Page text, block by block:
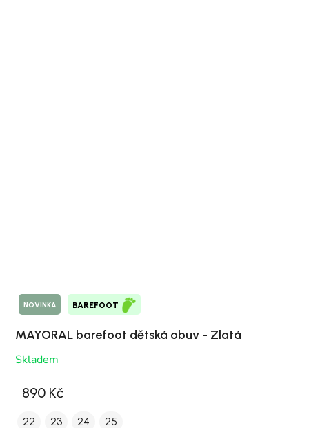
NOVINKA BAREFOOT
MAYORAL barefoot dětská obuv - Zlatá
Skladem
890 Kč
22 23 24 25